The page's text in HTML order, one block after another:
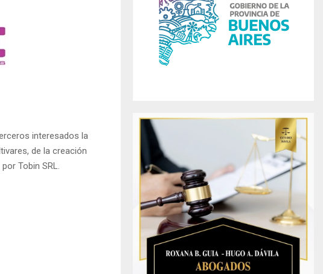
interesados la
de la creación
Tobin SRL.
R
C